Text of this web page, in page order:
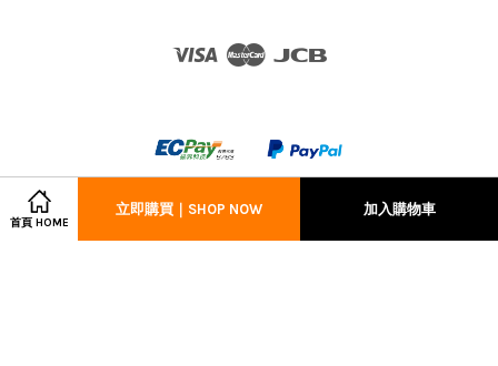
首頁 HOME
立即購買｜SHOP NOW 加入購物車
Visa Master